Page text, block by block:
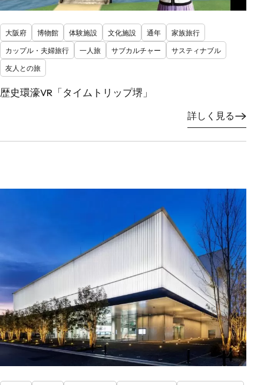
大阪府 博物館 体験施設 文化施設 通年
家族旅行
カップル・夫婦旅行
一人旅 サブカルチャー
サスティナブル
友人との旅
歴史環濠VR「タイムトリップ堺」
詳しく見る